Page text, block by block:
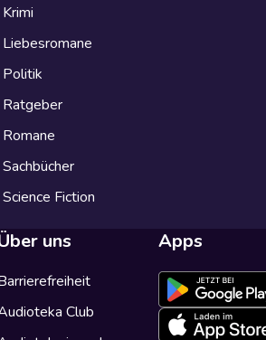
Krimi
Liebesromane
Politik
Ratgeber
Romane
Sachbücher
Science Fiction
uns
Club
Apps